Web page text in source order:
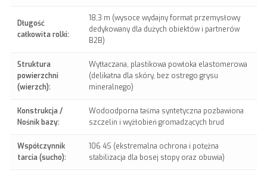
Długość
całkowita rolki:
18,3 m (wysoce wydajny format przemysłowy
dedykowany dla dużych obiektów i partnerów
B2B)
Struktura
powierzchni
(wierzch):
Wytłaczana, plastikowa powłoka elastomerowa
(delikatna dla skóry, bez ostrego grysu
mineralnego)
Konstrukcja /
Nośnik bazy:
Wodoodporna taśma syntetyczna pozbawiona
szczelin i wyżłobień gromadzących brud
Współczynnik
tarcia (sucho):
106 4S (ekstremalna ochrona i potężna
stabilizacja dla bosej stopy oraz obuwia)